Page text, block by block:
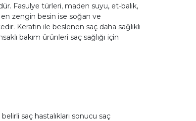
Fasulye türleri, maden suyu, et-balık,
zengin besin ise soğan ve
Keratin ile beslenen saç daha sağlıklı
bakım ürünleri saç sağlığı için
saç hastalıkları sonucu saç